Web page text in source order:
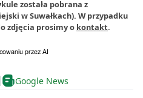
została pobrana z
w Suwałkach). W przypadku
zdjęcia prosimy o kontakt.
Google News